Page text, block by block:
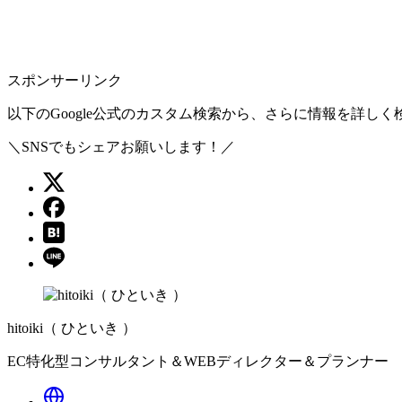
スポンサーリンク
以下のGoogle公式のカスタム検索から、さらに情報を詳しく
＼SNSでもシェアお願いします！／
hitoiki（ ひといき ）
EC特化型コンサルタント＆WEBディレクター＆プランナー